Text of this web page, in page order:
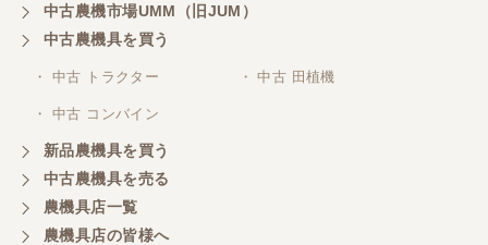
迅速丁寧な対応で、稲刈りも無事に終えることがで
きました。 程度極上のコンバインを相場よりかなり
す。 稲刈り後、メンテしてワックス掛けたら知り合
うでしたらよろしくお願いいたします。
福岡県／あらら還
中古農機市場UMM（旧JUM）
中古農機具を買う
・ 中古 トラクター ・ 中古 田植機
・ 中古 コンバイン
新品農機具を買う
中古農機具を売る
農機具店一覧
農機具店の皆様へ